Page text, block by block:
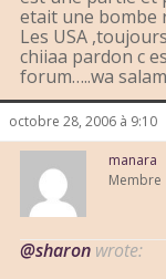
etait une bombe
Les USA
chiiaa pardon c
forum…..wa salam
octobre 28, 2006 à 9:10
manara
Membre
@sharon wrote: